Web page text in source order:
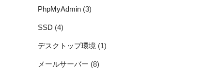
PhpMyAdmin (3)
SSD (4)
デスクトップ環境 (1)
メールサーバー (8)